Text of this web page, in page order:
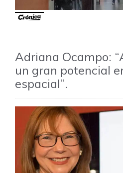
Adriana Ocampo:
un gran potencial
espacial”.